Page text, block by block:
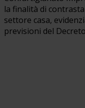
la finalità di
settore casa,
previsioni del